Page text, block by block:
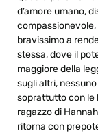
d’amore umano,
bravissimo a
stessa, dove il
maggiore della
sugli altri,
soprattutto con le
ragazzo di
ritorna con